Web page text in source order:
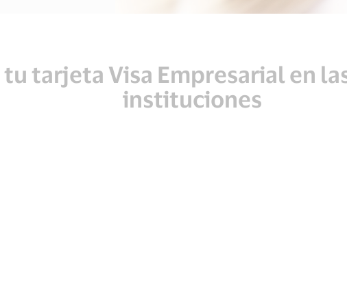
tarjeta Visa Empresarial en
instituciones